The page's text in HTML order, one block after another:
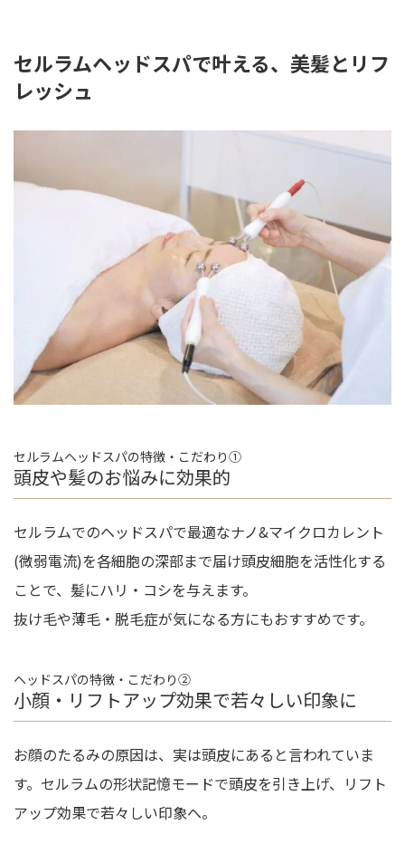
セルラムヘッドスパで叶える、美髪とリフ
レッシュ
セルラムヘッドスパの特徴・こだわり➀
頭皮や髪のお悩みに効果的
セルラムでのヘッドスパで最適なナノ&マイクロカレント
(微弱電流)を各細胞の深部まで届け頭皮細胞を活性化する
ことで、髪にハリ・コシを与えます。
抜け毛や薄毛・脱毛症が気になる方にもおすすめです。
ヘッドスパの特徴・こだわり②
小顔・リフトアップ効果で若々しい印象に
お顔のたるみの原因は、実は頭皮にあると言われていま
す。セルラムの形状記憶モードで頭皮を引き上げ、リフト
アップ効果で若々しい印象へ。